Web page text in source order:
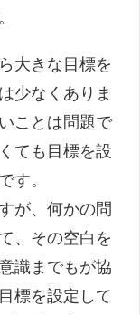
大きな目標を
少なくありま
ことは問題で
ても目標を設
す。
が、何かの問
、その空白を
識までもが協
標を設定して